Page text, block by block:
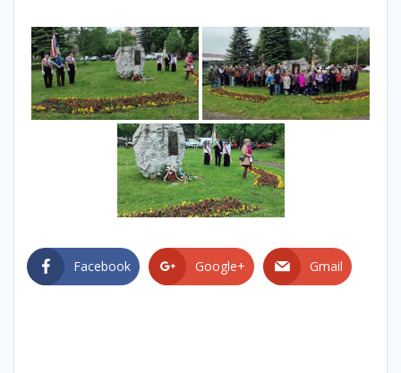
Facebook Google+ Gmail